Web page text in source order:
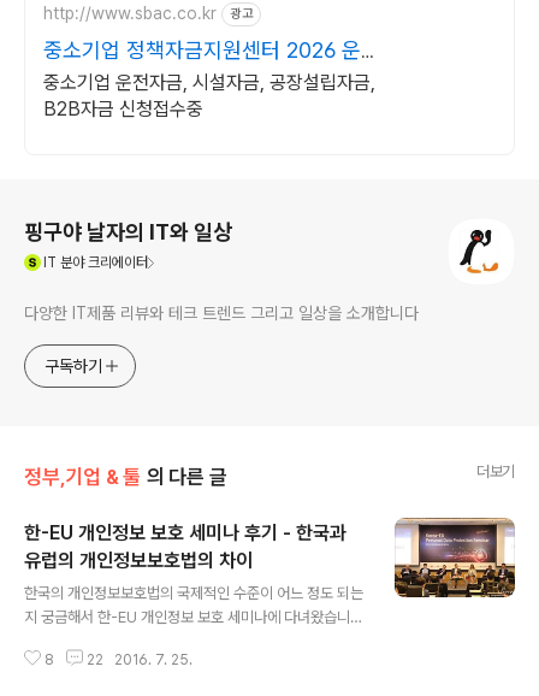
http://www.sbac.co.kr 광고
중소기업 정책자금지원센터 2026 운
전자금 신청안내
중소기업 운전자금, 시설자금, 공장설립자금,
B2B자금 신청접수중
핑구야 날자의 IT와 일상
IT 분야 크리에이터
다양한 IT제품 리뷰와 테크 트렌드 그리고 일상을 소개합니다
구독하기
정부,기업 & 툴 의 다른 글 더보기
한-EU 개인정보 보호 세미나 후기 - 한국과
유럽의 개인정보보호법의 차이
한국의 개인정보보호법의 국제적인 수준이 어느 정도 되는
지 궁금해서 한-EU 개인정보 보호 세미나에 다녀왔습니
인 피해도 상당합니다. 행정자치부가 개인정보에 관한 꾸
8 22 2016. 7. 25.